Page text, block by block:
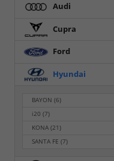
Audi
Cupra
Ford
Hyundai
BAYON(6)
i20(7)
KONA(21)
SANTA FE(7)